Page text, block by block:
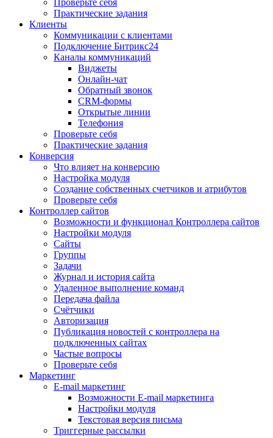
Проверьте себя
Практические задания
Клиенты
Коммуникации с клиентами
Подключение Битрикс24
Каналы коммуникаций
Виджеты
Онлайн-чат
Обратный звонок
CRM-формы
Открытые линии
Телефония
Проверьте себя
Практические задания
Конверсия
Что влияет на конверсию
Настройка модуля
Создание собственных счетчиков и атрибутов
Проверьте себя
Контроллер сайтов
Возможности и функционал Контроллера сайтов
Настройки модуля
Сайты
Группы
Задачи
Журнал и история сайта
Удаленное выполнение команд
Передача файла
Счётчики
Авторизация
Публикация новостей с контроллера на
подключенных сайтах
Частые вопросы
Проверьте себя
Маркетинг
E-mail маркетинг
Возможности E-mail маркетинга
Настройки модуля
Текстовая версия письма
Триггерные рассылки